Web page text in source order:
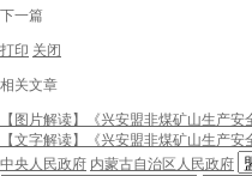
下一篇
打印 关闭
相关文章
【图片解读】《兴安盟非煤矿山生产
【文字解读】《兴安盟非煤矿山生产
中央人民政府 内蒙古自治区人民政府